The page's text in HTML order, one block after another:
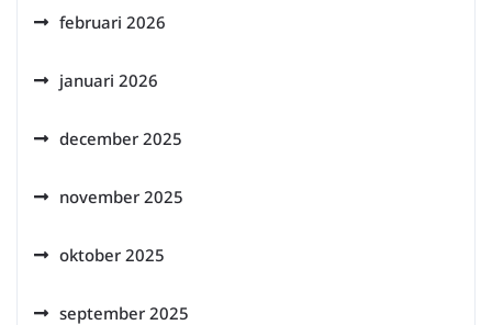
februari 2026
januari 2026
december 2025
november 2025
oktober 2025
september 2025